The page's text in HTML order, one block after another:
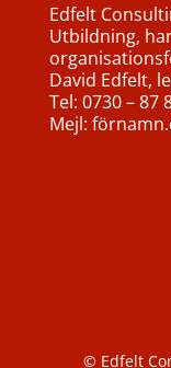
Edfelt
Utbildning,
David Edfelt,
Tel: 0730 – 87
Mejl:
© Edfelt